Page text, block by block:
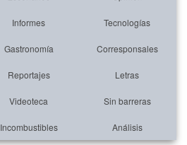
Informes Tecnologías
Gastronomía Corresponsales
Reportajes Letras
Videoteca Sin barreras
Incombustibles Análisis